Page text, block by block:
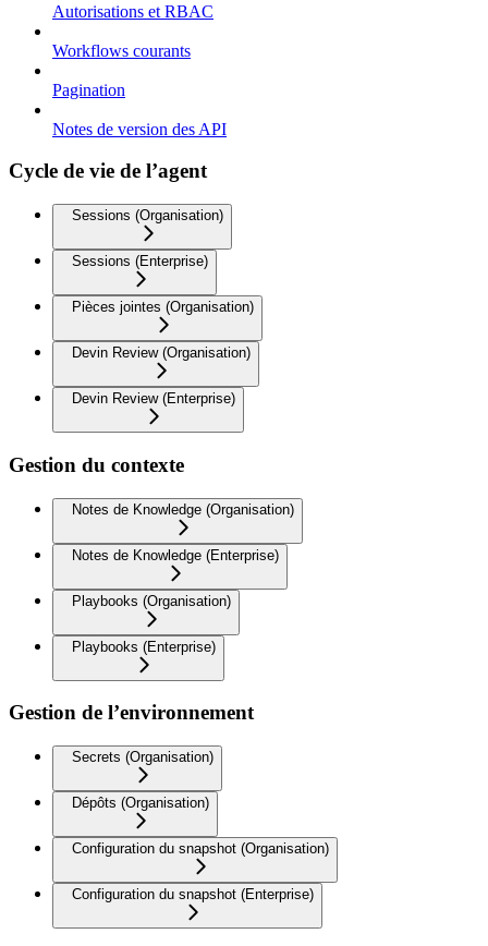
Autorisations et RBAC
Workflows courants
Pagination
Notes de version des API
Cycle de vie de l’agent
Sessions (Organisation)
Sessions (Enterprise)
Pièces jointes (Organisation)
Devin Review (Organisation)
Devin Review (Enterprise)
Gestion du contexte
Notes de Knowledge (Organisation)
Notes de Knowledge (Enterprise)
Playbooks (Organisation)
Playbooks (Enterprise)
Gestion de l’environnement
Secrets (Organisation)
Dépôts (Organisation)
Configuration du snapshot (Organisation)
Configuration du snapshot (Enterprise)